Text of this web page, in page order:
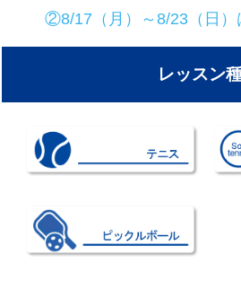
②8/17（月）～8/23（日）
レッスン